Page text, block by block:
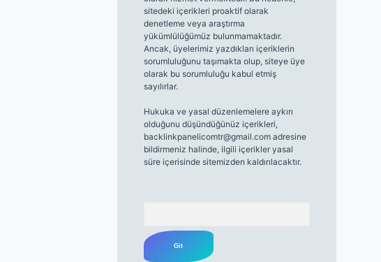
sitedeki içerikleri proaktif olarak
denetleme veya araştırma
yükümlülüğümüz bulunmamaktadır.
Ancak, üyelerimiz yazdıkları içeriklerin
sorumluluğunu taşımakta olup, siteye üye
olarak bu sorumluluğu kabul etmiş
sayılırlar.
Hukuka ve yasal düzenlemelere aykırı
olduğunu düşündüğünüz içerikleri,
backlinkpanelicomtr@gmail.comadresine
bildirmeniz halinde, ilgili içerikler yasal
süre içerisinde sitemizden kaldırılacaktır.